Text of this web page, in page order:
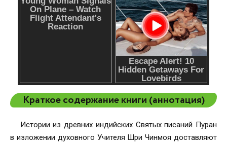
Краткое содержание книги (аннотация)
Истории из древних индийских Святых писаний Пуран
в изложении духовного Учителя Шри Чинмоя доставляют